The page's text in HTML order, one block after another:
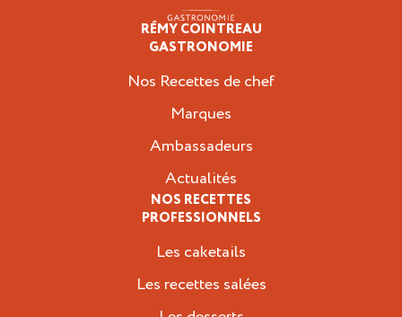
RÉMY COINTREAU
GASTRONOMIE
Nos Recettes de chef
Marques
Ambassadeurs
Actualités
NOS RECETTES
PROFESSIONNELS
Les caketails
Les recettes salées